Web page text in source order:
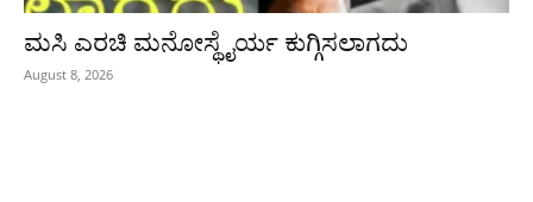
ಮಸಿ ಎರಚಿ ಮನೋಸ್ಥೈರ್ಯ ಕುಗ್ಗಿಸಲಾಗದು
August 8, 2026